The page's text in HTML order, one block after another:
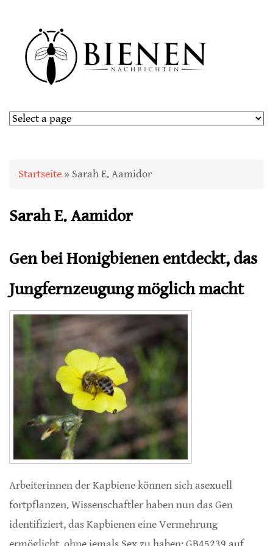
Sie sind hier
Startseite » Sarah E. Aamidor
Sarah E. Aamidor
Gen bei Honigbienen entdeckt, das
Jungfernzeugung möglich macht
Arbeiterinnen der Kapbiene können sich asexuell
fortpflanzen. Wissenschaftler haben nun das Gen
identifiziert, das Kapbienen eine Vermehrung